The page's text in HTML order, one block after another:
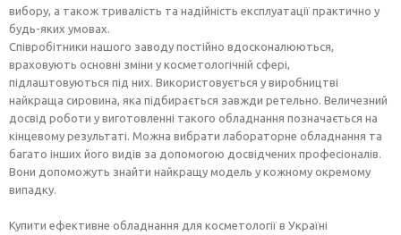
вибору, а також тривалість та надійність експлуатації практично у
будь-яких умовах.
Співробітники нашого заводу постійно вдосконалюються,
враховують основні зміни у косметологічній сфері,
підлаштовуються під них. Використовується у виробництві
найкраща сировина, яка підбирається завжди ретельно. Величезний
досвід роботи у виготовленні такого обладнання позначається на
кінцевому результаті. Можна вибрати лабораторне обладнання та
багато інших його видів за допомогою досвідчених професіоналів.
Вони допоможуть знайти найкращу модель у кожному окремому
випадку.
Купити ефективне обладнання для косметології в Україні